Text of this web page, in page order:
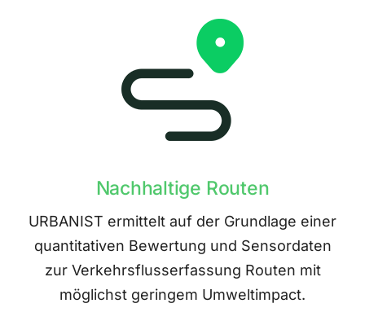
Nachhaltige Routen
URBANIST ermittelt auf der Grundlage einer
quantitativen Bewertung und Sensordaten
zur Verkehrsflusserfassung Routen mit
möglichst geringem Umweltimpact.